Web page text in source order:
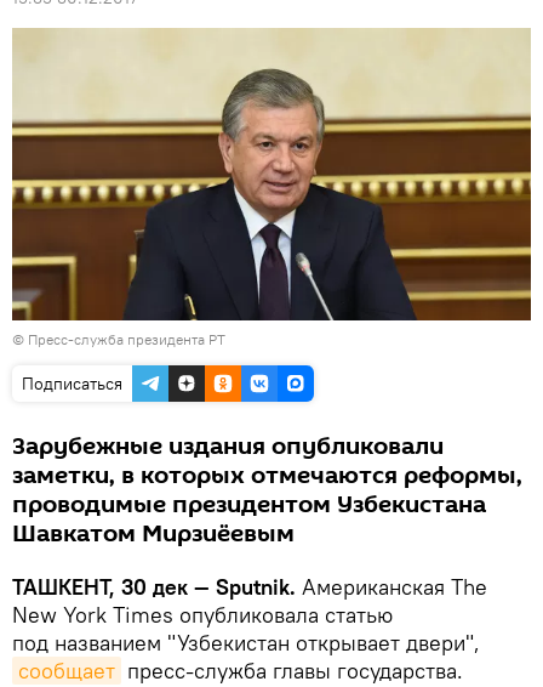
© Пресс-служба президента РТ
Подписаться
Зарубежные издания опубликовали
заметки, в которых отмечаются реформы,
проводимые президентом Узбекистана
Шавкатом Мирзиёевым
ТАШКЕНТ, 30 дек — Sputnik. Американская The
New York Times опубликовала статью
под названием "Узбекистан открывает двери",
сообщает пресс-служба главы государства.